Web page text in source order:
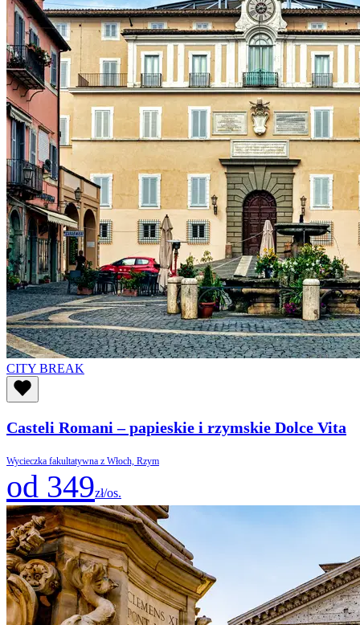
CITY BREAK
Casteli Romani – papieskie i rzymskie Dolce Vita
Wycieczka fakultatywna z Włoch, Rzym
od 349zł/os.